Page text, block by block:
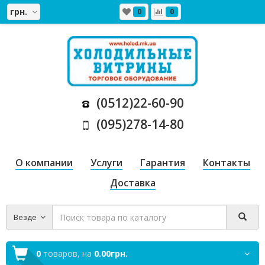
грн. 0 0
(0512)22-60-90
(095)278-14-80
О компании Услуги Гарантия
Контакты
Доставка
Везде
0 товаров, на 0.00грн.